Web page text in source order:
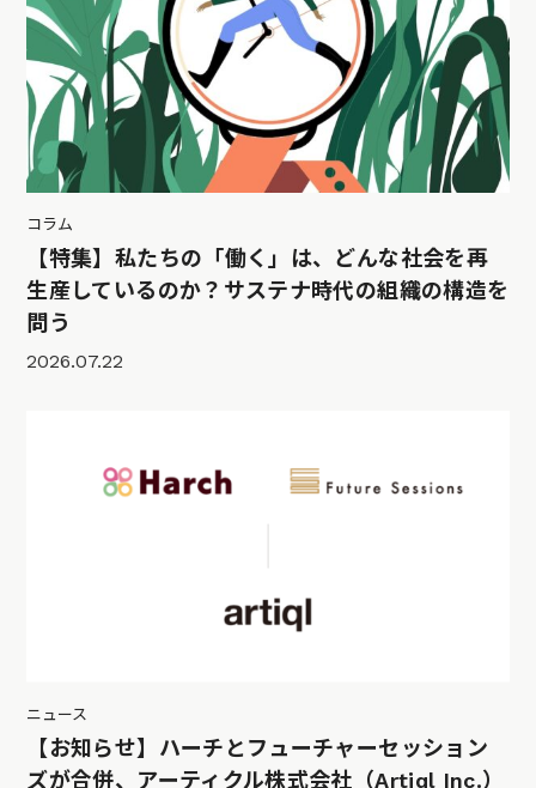
コラム
【特集】私たちの「働く」は、どんな社会を再
生産しているのか？サステナ時代の組織の構造を
問う
2026.07.22
ニュース
【お知らせ】ハーチとフューチャーセッション
ズが合併、アーティクル株式会社（Artiql Inc.）